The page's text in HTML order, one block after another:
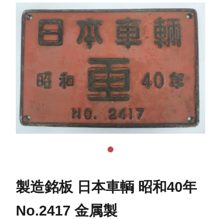
製造銘板 日本車輌 昭和40年
No.2417 金属製